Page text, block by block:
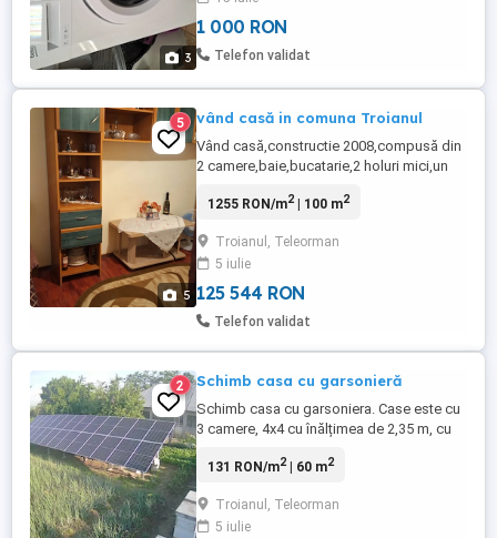
3
1 000 RON
Telefon validat
5
5 vând casă in comuna Troianul
Vând casă,constructie 2008,compusă din
2 camere,baie,bucatarie,2 holuri mici,un
totala a casei este de 100 m ,iar curtea are
termopan,iar cea interioara din lemn.Casa
se vinde utilată si mobilată.
1255 RON/m2| 100 m2
Troianul, Teleorman
5 iulie
125 544 RON
Telefon validat
2 Schimb casa cu garsonieră
Schimb casa cu garsoniera. Case este cu
3 camere, 4x4 cu înălțimea de 2,35 m, cu
placa de ciment de 10 cm, este invelita cu
izolata interior și exterior cu polistiren.
Casa a fost construita în anul 1994, având
131 RON/m2| 60 m2
Troianul, Teleorman
5 iulie